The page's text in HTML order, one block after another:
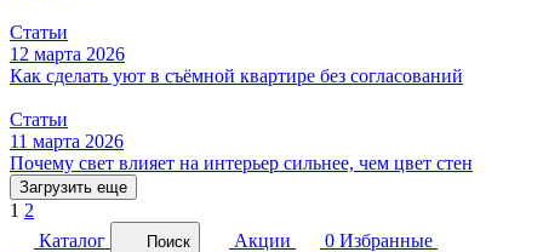
Статьи
12 марта 2026
Как сделать уют в съёмной квартире без согласований
Статьи
11 марта 2026
Почему свет влияет на интерьер сильнее, чем цвет стен
Загрузить еще
1 2
Каталог
Поиск Акции 0 Избранные